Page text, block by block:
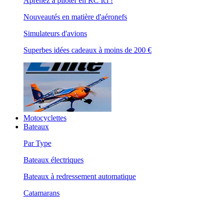
Nouveautés en matière d'aéronefs
Simulateurs d'avions
Superbes idées cadeaux à moins de 200 €
Motocyclettes
Bateaux
Par Type
Bateaux électriques
Bateaux à redressement automatique
Catamarans